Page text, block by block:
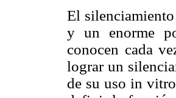
El
y un enorme
conocen cada
lograr un
de su uso in